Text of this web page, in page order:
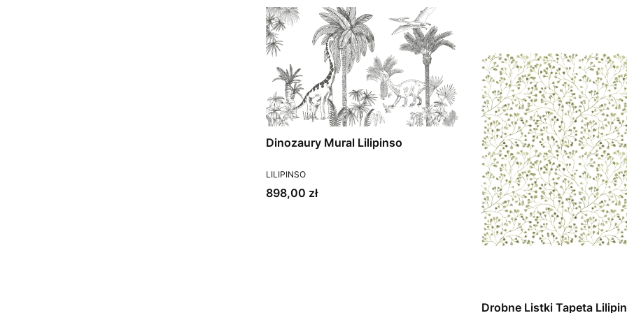
Dinozaury Mural Lilipinso
PRODUCENT
LILIPINSO
Cena
898,00 zł
Drobne Listki Tapeta